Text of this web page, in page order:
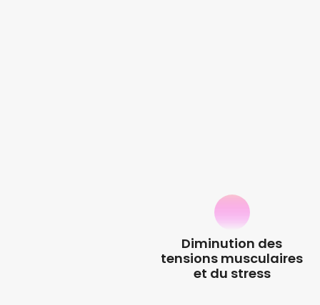
Diminution des
tensions musculaires
et du stress